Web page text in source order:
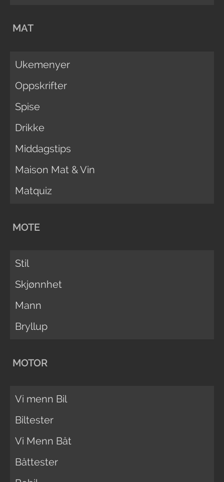
MAT
Ukemenyer
Oppskrifter
Spise
Drikke
Middagstips
Maison Mat & Vin
Matquiz
MOTE
Stil
Skjønnhet
Mann
Bryllup
MOTOR
Vi menn Bil
Biltester
Vi Menn Båt
Båttester